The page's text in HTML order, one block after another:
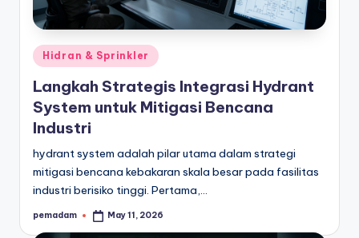
Posted
in
Hidran & Sprinkler
Langkah Strategis Integrasi Hydrant
System untuk Mitigasi Bencana
Industri
hydrant system adalah pilar utama dalam strategi
mitigasi bencana kebakaran skala besar pada fasilitas
industri berisiko tinggi. Pertama,…
Posted
pemadam May 11, 2026